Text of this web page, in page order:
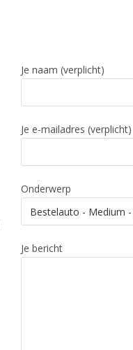
Je naam (verplicht)
Je e-mailadres (verplicht)
Onderwerp
Je bericht